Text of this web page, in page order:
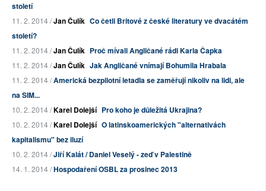
století
11. 2. 2014 /Jan Čulík Co četli Britové z české literatury ve dvacátém
století?
11. 2. 2014 /Jan Čulík Proč mívali Angličané rádi Karla Čapka
11. 2. 2014 /Jan Čulík Jak Angličané vnímají Bohumila Hrabala
11. 2. 2014 /Americká bezpilotní letadla se zaměřují nikoliv na lidi, ale
na SIM...
10. 2. 2014 /Karel Dolejší Pro koho je důležitá Ukrajina?
10. 2. 2014 /Karel Dolejší O latinskoamerických "alternativách
kapitalismu" bez iluzí
10. 2. 2014 /Jiří Kalát / Daniel Veselý - zeď v Palestině
14. 1. 2014 /Hospodaření OSBL za prosinec 2013